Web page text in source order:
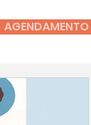
AGENDAMENTO